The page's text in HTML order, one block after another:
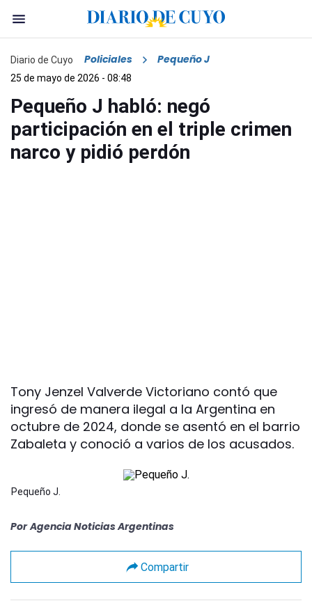
Diario de Cuyo Policiales Pequeño J
25 de mayo de 2026 - 08:48
Pequeño J habló: negó
participación en el triple crimen
narco y pidió perdón
Tony Jenzel Valverde Victoriano contó que
ingresó de manera ilegal a la Argentina en
octubre de 2024, donde se asentó en el barrio
Zabaleta y conoció a varios de los acusados.
Pequeño J.
Por Agencia Noticias Argentinas
Compartir